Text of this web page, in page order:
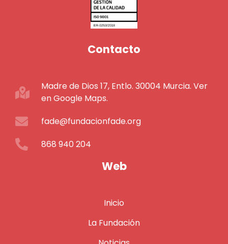
Contacto
Madre de Dios 17, Entlo. 30004 Murcia. Ver
en Google Maps.
fade@fundacionfade.org
868 940 204
Web
Inicio
La Fundación